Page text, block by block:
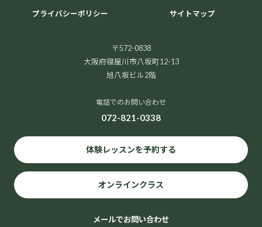
プライバシーポリシー サイトマップ
〒572-0838
大阪府寝屋川市八坂町12-13
旭八坂ビル2階
電話でのお問い合わせ
072-821-0338
体験レッスンを予約する
オンラインクラス
メールでお問い合わせ